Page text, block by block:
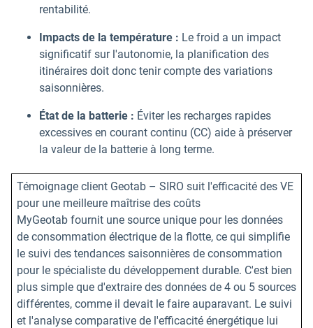
rentabilité.
Impacts de la température : Le froid a un impact
significatif sur l'autonomie, la planification des
itinéraires doit donc tenir compte des variations
saisonnières.
État de la batterie : Éviter les recharges rapides
excessives en courant continu (CC) aide à préserver
la valeur de la batterie à long terme.
Témoignage client Geotab – SIRO suit l'efficacité des VE
pour une meilleure maîtrise des coûts
MyGeotab fournit une source unique pour les données
de consommation électrique de la flotte, ce qui simplifie
le suivi des tendances saisonnières de consommation
pour le spécialiste du développement durable. C'est bien
plus simple que d'extraire des données de 4 ou 5 sources
différentes, comme il devait le faire auparavant. Le suivi
et l'analyse comparative de l'efficacité énergétique lui